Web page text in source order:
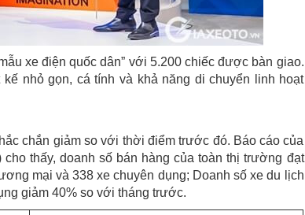
xe điện quốc dân” với 5.200 chiếc được bàn giao.
nhỏ gọn, cá tính và khả năng di chuyển linh hoạt
chắn giảm so với thời điểm trước đó. Báo cáo của
thấy, doanh số bán hàng của toàn thị trường đạt
mại và 338 xe chuyên dụng; Doanh số xe du lịch
giảm 40% so với tháng trước.